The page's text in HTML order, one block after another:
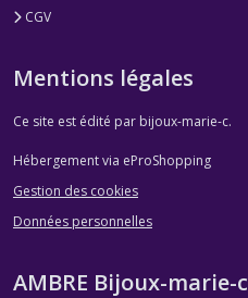
CGV
Mentions légales
Ce site est édité par bijoux-marie-c.
Hébergement via eProShopping
Gestion des cookies
Données personnelles
AMBRE Bijoux-marie-c